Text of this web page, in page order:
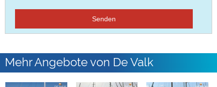
Senden
Mehr Angebote von De Valk
International B.V.